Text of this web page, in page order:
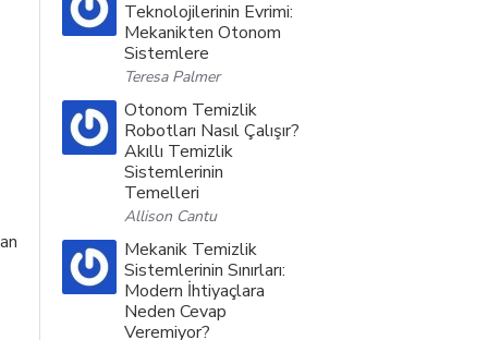
Teknolojilerinin Evrimi:
Mekanikten Otonom
Sistemlere
Teresa Palmer
Otonom Temizlik
Robotları Nasıl Çalışır?
Akıllı Temizlik
Sistemlerinin
Temelleri
Allison Cantu
Mekanik Temizlik
Sistemlerinin Sınırları:
Modern İhtiyaçlara
Neden Cevap
Veremiyor?